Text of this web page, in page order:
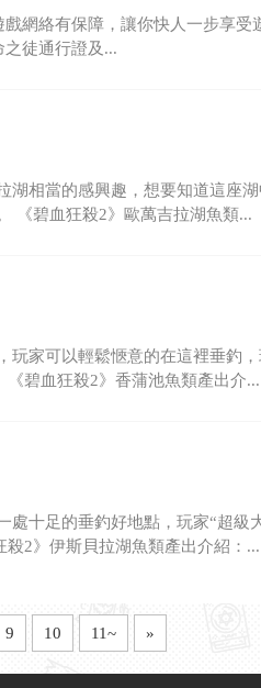
網絡有保障，讓你快人一步享受
徒通行證及...
相當的感興趣，想要知道這座
《碧血狂殺2》歐萬吉拉湖魚類...
家可以輕鬆愜意的在這裡垂釣
碧血狂殺2》香蒲池魚類產出介...
十足的垂釣好地點，玩家“超級
2》伊斯貝拉湖魚類產出介紹：...
9 10 11~ »